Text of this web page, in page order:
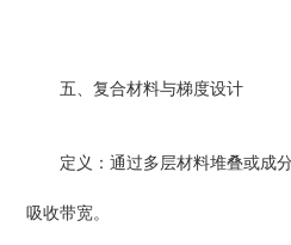
五、复合材料与梯度设计
定义：通过多层材料堆叠或成
吸收带宽。